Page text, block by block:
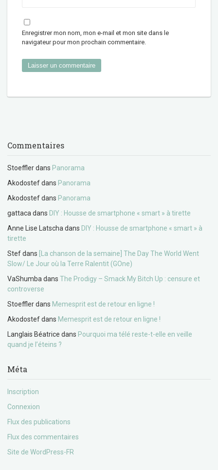
Enregistrer mon nom, mon e-mail et mon site dans le
navigateur pour mon prochain commentaire.
Commentaires
Stoefflerdans Panorama
Akodostefdans Panorama
Akodostefdans Panorama
gattaca dans DIY : Housse de smartphone « smart » à tirette
Anne Lise Latscha dans DIY : Housse de smartphone « smart » à
tirette
Stefdans
[La chanson de la semaine] The Day The World Went
Slow/ Le Jour où la Terre Ralentit (GOne)
VaShumba dans The Prodigy – Smack My Bitch Up : censure et
controverse
Stoefflerdans Memesprit est de retour en ligne !
Akodostefdans Memesprit est de retour en ligne !
Langlais Béatrice dans Pourquoi ma télé reste-t-elle en veille
quand je l’éteins ?
Méta
Inscription
Connexion
Flux des publications
Flux des commentaires
Site de WordPress-FR